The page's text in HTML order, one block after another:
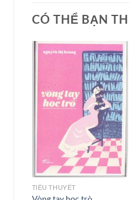
CÓ THỂ BẠN
TIỂU THUYẾT